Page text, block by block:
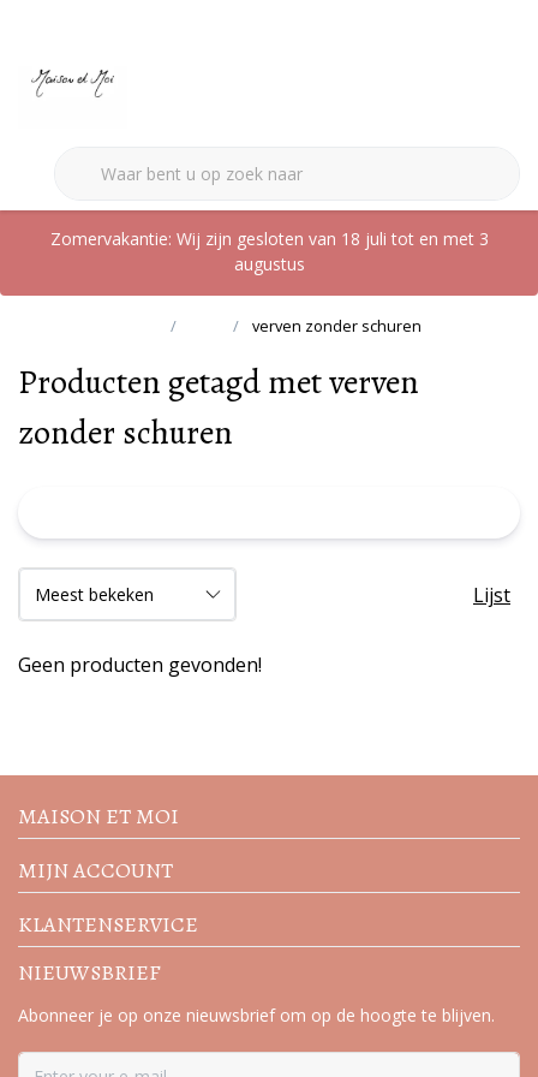
Zomervakantie: Wij zijn gesloten van 18 juli tot en met 3
augustus
verven zonder schuren
Producten getagd met verven
zonder schuren
Lijst
Geen producten gevonden!
acties
MAISON ET MOI
MIJN ACCOUNT
KLANTENSERVICE
NIEUWSBRIEF
Abonneer je op onze nieuwsbrief om op de hoogte te blijven.